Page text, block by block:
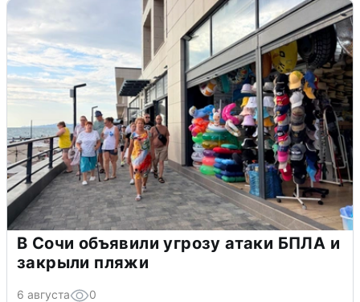
В Сочи объявили угрозу атаки БПЛА и
закрыли пляжи
6 августа 0